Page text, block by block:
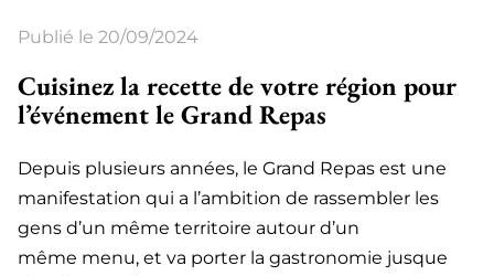
Publié le 20/09/2024
Cuisinez la recette de votre région pour
l’événement le Grand Repas
Depuis plusieurs années, le Grand Repas est une
manifestation qui a l’ambition de rassembler les
gens d’un même territoire autour d’un
même menu, et va porter la gastronomie jusque